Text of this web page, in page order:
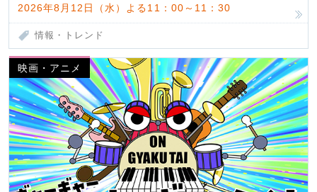
2026年8月12日（水）よる11：00～11：30
情報・トレンド
映画・アニメ